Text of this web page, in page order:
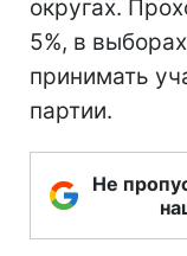
округах.
5%, в
принимать
партии.
Не